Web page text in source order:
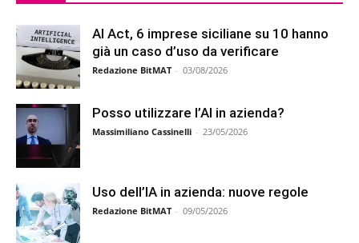
AI Act, 6 imprese siciliane su 10 hanno
già un caso d’uso da verificare
Redazione BitMAT - 03/08/2026
Posso utilizzare l’AI in azienda?
Massimiliano Cassinelli - 23/05/2026
Uso dell’IA in azienda: nuove regole
Redazione BitMAT - 09/05/2026